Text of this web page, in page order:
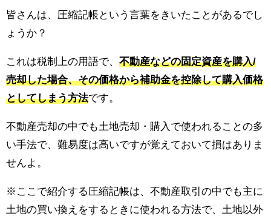
皆さんは、圧縮記帳という言葉をきいたことがあるでし
ょうか？
これは税制上の用語で、 不動産などの固定資産を購入/
売却した場合、その価格から補助金を控除して購入価格
としてしまう方法です。
不動産売却の中でも土地売却・購入で使われることの多
い手法で、難易度は高いですが覚えておいて損はありま
せんよ。
※ここで紹介する圧縮記帳は、不動産取引の中でも主に
土地の買い換えをするときに使われる方法で、土地以外